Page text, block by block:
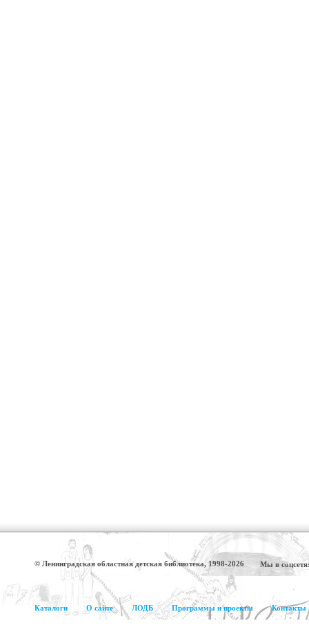
© Ленинградская областная детская библиотека, 1998-2026 Мы в
Каталоги О сайте ЛОДБ Программы и проекты Контакты